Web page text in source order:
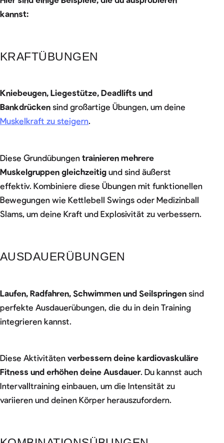
kannst:
KRAFTÜBUNGEN
Kniebeugen, Liegestütze, Deadlifts und
Bankdrücken sind großartige Übungen, um deine
Muskelkraft zu steigern.
Diese Grundübungen trainieren mehrere
Muskelgruppen gleichzeitig und sind äußerst
effektiv. Kombiniere diese Übungen mit funktionellen
Bewegungen wie Kettlebell Swings oder Medizinball
Slams, um deine Kraft und Explosivität zu verbessern.
AUSDAUERÜBUNGEN
Laufen, Radfahren, Schwimmen und Seilspringen sind
perfekte Ausdauerübungen, die du in dein Training
integrieren kannst.
Diese Aktivitäten verbessern deine kardiovaskuläre
Fitness und erhöhen deine Ausdauer. Du kannst auch
Intervalltraining einbauen, um die Intensität zu
variieren und deinen Körper herauszufordern.